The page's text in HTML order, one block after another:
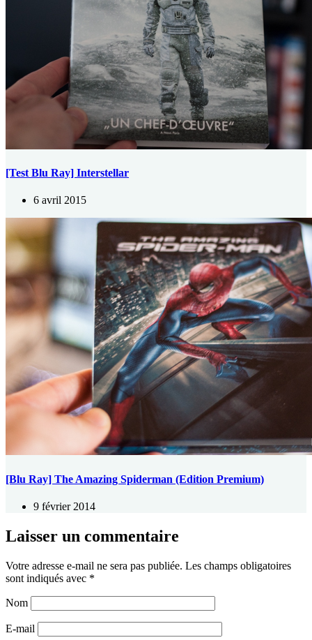
[Test Blu Ray] Interstellar
6 avril 2015
[Blu Ray] The Amazing Spiderman (Edition Premium)
9 février 2014
Laisser un commentaire
Votre adresse e-mail ne sera pas publiée. Les champs obligatoires
sont indiqués avec *
Nom
E-mail